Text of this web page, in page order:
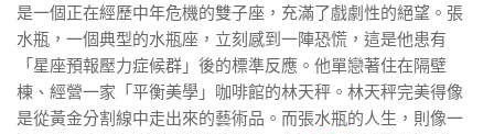
是一個正在經歷中年危機的雙子座，充滿了戲劇性的絕望。張
水瓶，一個典型的水瓶座，立刻感到一陣恐慌，這是他患有
「星座預報壓力症候群」後的標準反應。他單戀著住在隔壁
棟、經營一家「平衡美學」咖啡館的林天秤。林天秤完美得像
是從黃金分割線中走出來的藝術品。而張水瓶的人生，則像一